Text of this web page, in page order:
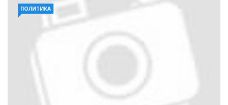
ПОЛИТИКА